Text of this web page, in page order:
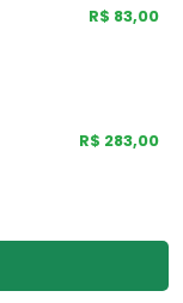
R$ 83,00
R$ 283,00